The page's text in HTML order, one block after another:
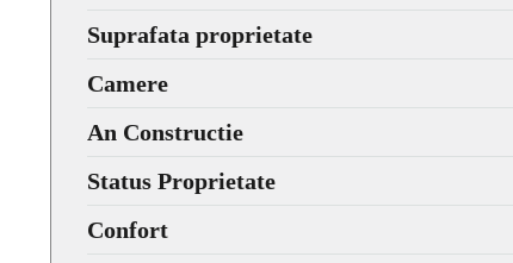
Suprafata proprietate
Camere
An Constructie
Status Proprietate
Confort